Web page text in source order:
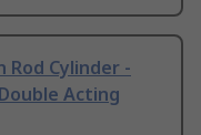
Rod Cylinder -
Acting